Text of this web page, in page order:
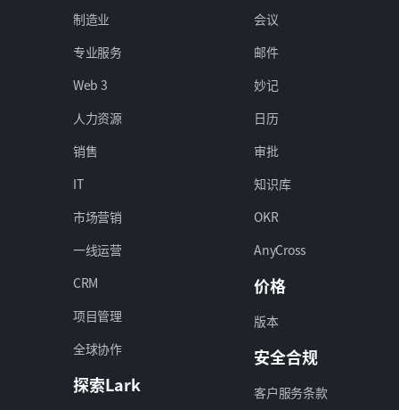
制造业
专业服务
Web 3
人力资源
销售
IT
市场营销
一线运营
CRM
项目管理
全球协作
探索Lark
会议
邮件
妙记
日历
审批
知识库
OKR
AnyCross
价格
版本
安全合规
客户服务条款